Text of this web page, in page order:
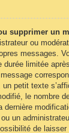
supprimer un
ou
messages.
durée limitée
petit texte
le nombre
dernière
un
de laisser